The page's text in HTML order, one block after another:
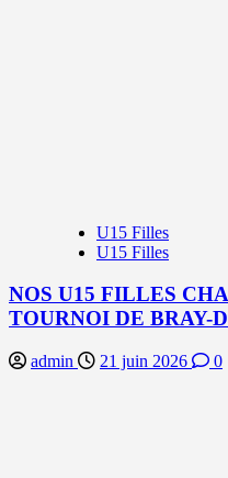
U15 Filles
U15 Filles
NOS U15 FILLES
TOURNOI DE BRAY-
admin 21 juin 2026 0